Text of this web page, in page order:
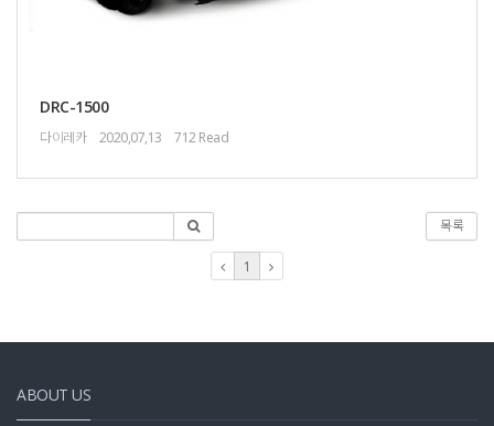
DRC-1500
다이레카 2020,07,13 712 Read
목록
1
ABOUT US